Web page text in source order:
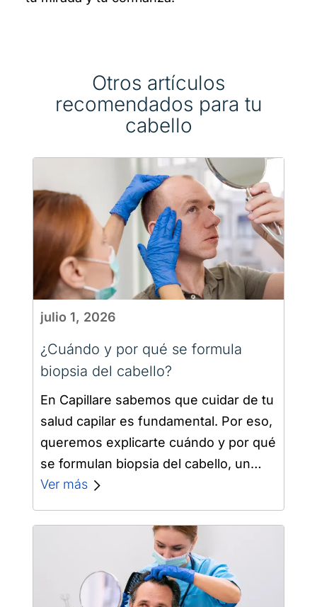
Otros artículos
recomendados para tu
cabello
julio 1, 2026
¿Cuándo y por qué se formula
biopsia del cabello​?
En Capillare sabemos que cuidar de tu
salud capilar es fundamental. Por eso,
queremos explicarte cuándo y por qué
se formulan biopsia del cabello, un
estudio que puede ser clave…
Ver más